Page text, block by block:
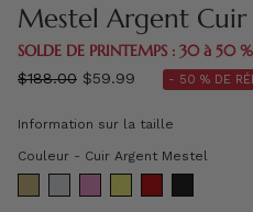
Mestel Argent Cuir
SOLDE DE PRINTEMPS : 30 à 50
régulier
$188.00 $59.99 - 50 % DE
Information sur la taille
Couleur - Cuir Argent Mestel